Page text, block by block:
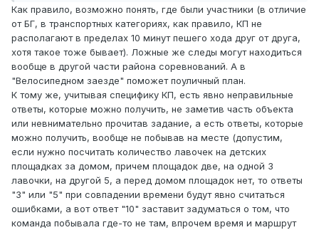
Как правило, возможно понять, где были участники (в отличие
от БГ, в транспортных категориях, как правило, КП не
располагают в пределах 10 минут пешего хода друг от друга,
хотя такое тоже бывает). Ложные же следы могут находиться
вообще в другой части района соревнований. А в
"Велосипедном заезде" поможет поуличный план.
К тому же, учитывая специфику КП, есть явно неправильные
ответы, которые можно получить, не заметив часть объекта
или невнимательно прочитав задание, а есть ответы, которые
можно получить, вообще не побывав на месте (допустим,
если нужно посчитать количество лавочек на детских
площадках за домом, причем площадок две, на одной 3
лавочки, на другой 5, а перед домом площадок нет, то ответы
"3" или "5" при совпадении времени будут явно считаться
ошибками, а вот ответ "10" заставит задуматься о том, что
команда побывала где-то не там, впрочем время и маршрут